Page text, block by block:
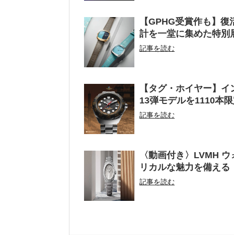
【GPHG受賞作も】
計を一堂に集めた特別
記事を読む
【タグ・ホイヤー】
13弾モデルを1110本
記事を読む
〈動画付き〉LVMH
リカルな魅力を備え
記事を読む